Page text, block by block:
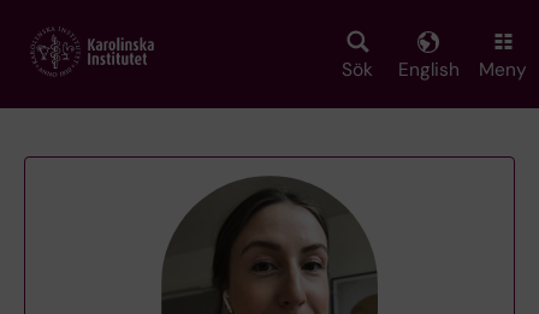
main
Sök English Meny